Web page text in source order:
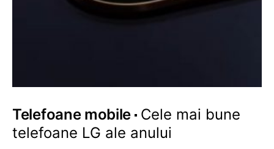
Telefoane mobile Cele mai bune
telefoane LG ale anului